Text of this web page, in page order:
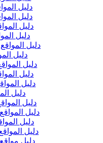
» دليل
» دليل
» دليل
» دليل
» دليل
» دليل
» دليل
» دليل
» دليل
» دليل
» دليل
» دليل
» دليل
» دليل
» دليل